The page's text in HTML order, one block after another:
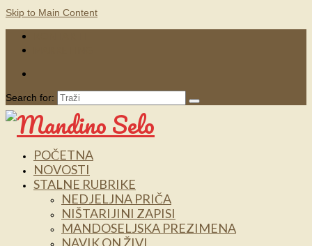
Skip to Main Content
Search for:
POČETNA
NOVOSTI
STALNE RUBRIKE
NEDJELJNA PRIČA
NIŠTARIJINI ZAPISI
MANDOSELJSKA PREZIMENA
NAVIK ON ŽIVI